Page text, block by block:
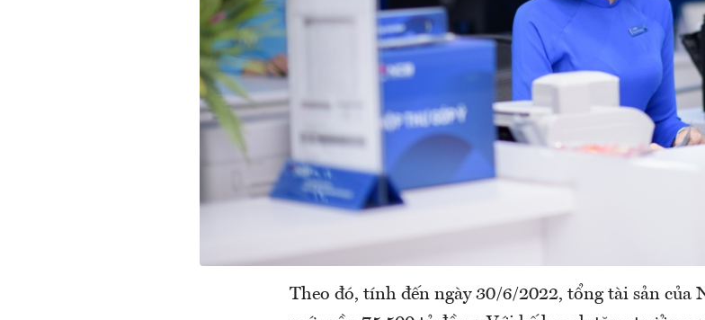
Theo đó, tính đến ngày 30/6/2022, tổng tài sản của